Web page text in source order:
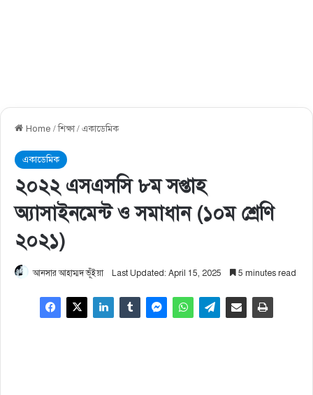
Home /শিক্ষা/একাডেমিক
একাডেমিক
২০২২ এসএসসি ৮ম সপ্তাহ
অ্যাসাইনমেন্ট ও সমাধান (১০ম শ্রেণি
২০২১)
আনসার আহাম্মদ ভূঁইয়া Last Updated: April 15, 2025 5 minutes read